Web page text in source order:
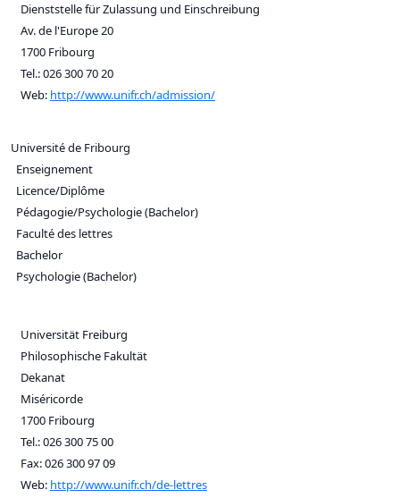
Dienststelle für Zulassung und Einschreibung
Av. de l'Europe 20
1700 Fribourg
Tel.: 026 300 70 20
Web: http://www.unifr.ch/admission/
Université de Fribourg
Enseignement
Licence/Diplôme
Pédagogie/Psychologie (Bachelor)
Faculté des lettres
Bachelor
Psychologie (Bachelor)
Universität Freiburg
Philosophische Fakultät
Dekanat
Miséricorde
1700 Fribourg
Tel.: 026 300 75 00
Fax: 026 300 97 09
Web: http://www.unifr.ch/de-lettres